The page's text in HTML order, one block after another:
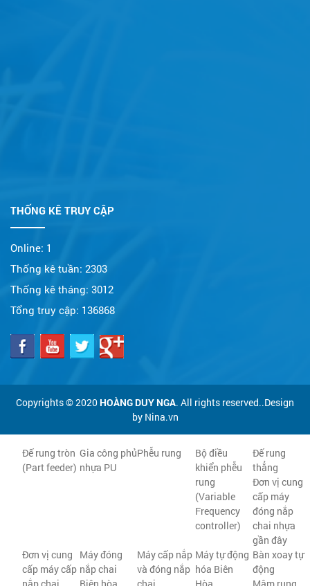
THỐNG KÊ TRUY CẬP
Online: 1
Thống kê tuần: 2303
Thống kê tháng: 3012
Tổng truy cập: 136868
Copyrights © 2020 HOÀNG DUY NGA. All rights reserved..Design
by Nina.vn
Đế rung tròn
(Part feeder)
Gia công phủ
nhựa PU
Phễu rung
Bộ điều
khiển phễu
rung
(Variable
Frequency
controller)
Đế rung
thẳng
Đơn vị cung
cấp máy
đóng nắp
chai nhựa
gần đây
Đơn vị cung
cấp máy cấp
Máy đóng
nắp chai
Máy cấp nắp
và đóng nắp
Máy tự động
hóa Biên
Bàn xoay tự
động